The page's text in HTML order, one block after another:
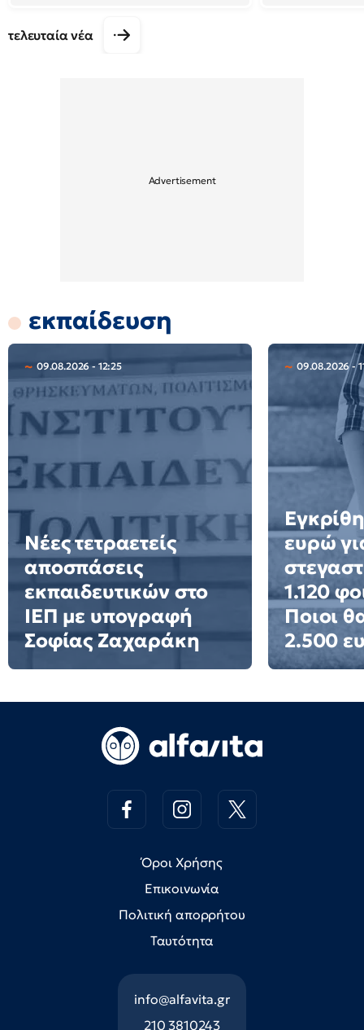
τελευταία νέα
εκπαίδευση
09.08.2026 - 12:25
Νέες τετραετείς
αποσπάσεις
εκπαιδευτικών στο
ΙΕΠ με υπογραφή
Σοφίας Ζαχαράκη
09.08.2026 -
ευρώ
1.120
Ποιοι
2.500
Όροι Χρήσης
Επικοινωνία
Πολιτική απορρήτου
Ταυτότητα
info@alfavita.gr
210 3810243